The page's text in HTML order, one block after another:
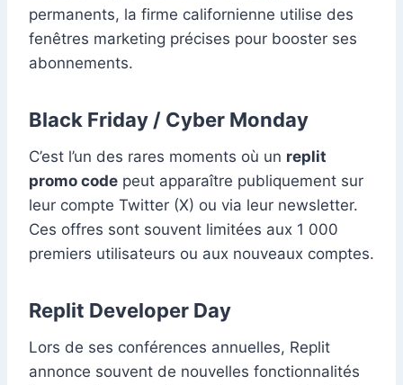
permanents, la firme californienne utilise des
fenêtres marketing précises pour booster ses
abonnements.
Black Friday / Cyber Monday
C’est l’un des rares moments où un replit
promo code peut apparaître publiquement sur
leur compte Twitter (X) ou via leur newsletter.
Ces offres sont souvent limitées aux 1 000
premiers utilisateurs ou aux nouveaux comptes.
Replit Developer Day
Lors de ses conférences annuelles, Replit
annonce souvent de nouvelles fonctionnalités